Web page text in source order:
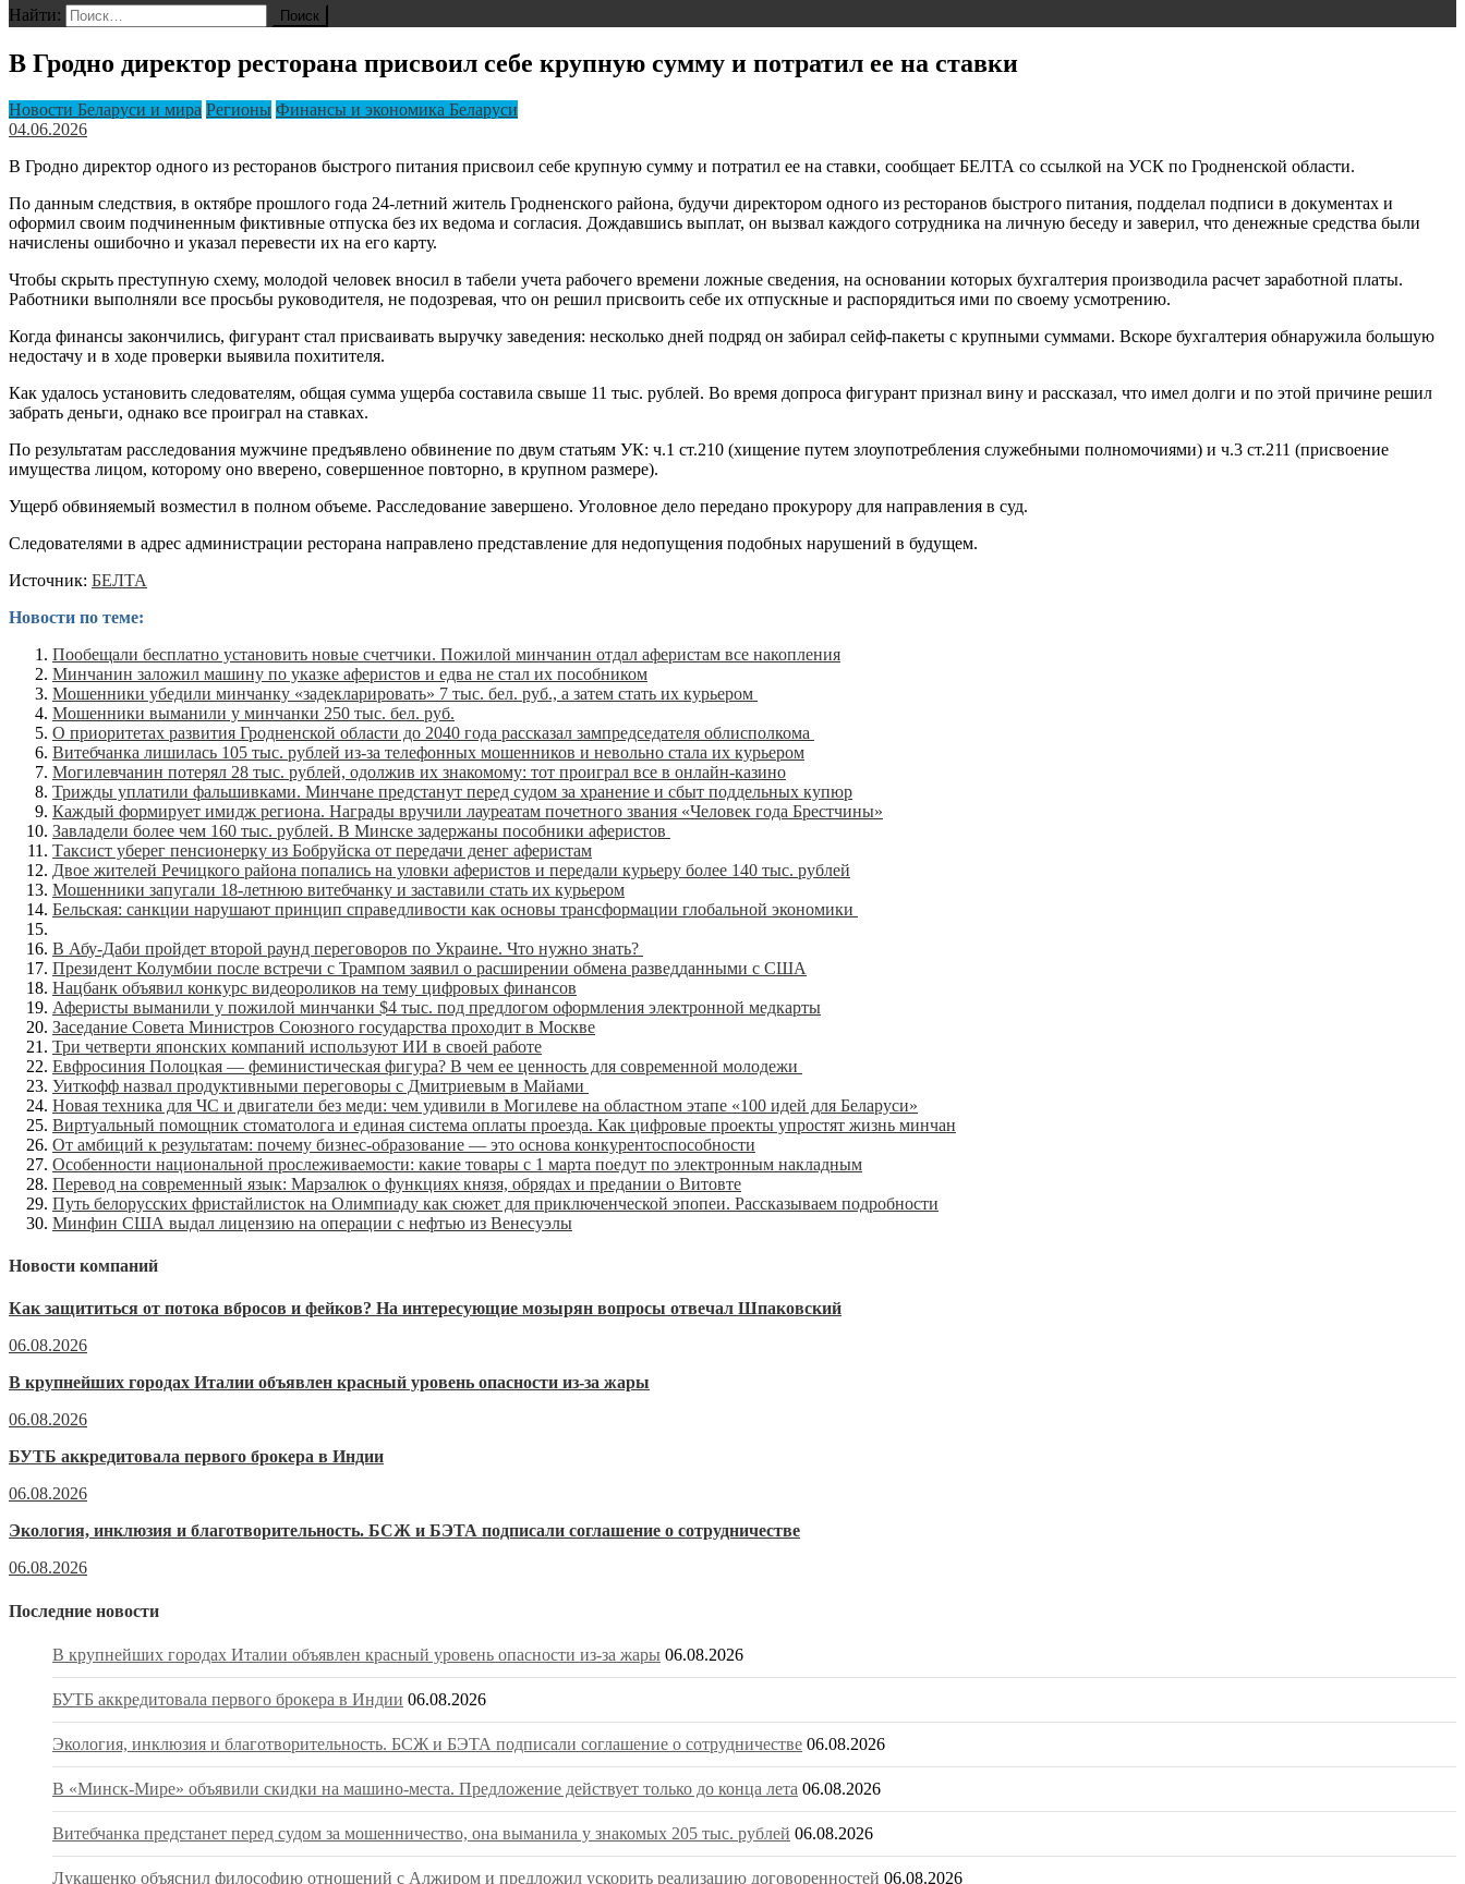
Найти:
В Гродно директор ресторана присвоил себе крупную сумму и потратил ее на ставки
Новости Беларуси и мира Регионы Финансы и экономика Беларуси
04.06.2026
В Гродно директор одного из ресторанов быстрого питания присвоил себе крупную сумму и потратил ее на ставки, сообщает БЕЛТА со ссылкой на УСК по Гродненской области.
По данным следствия, в октябре прошлого года 24-летний житель Гродненского района, будучи директором одного из ресторанов быстрого питания, подделал подписи в документах и
оформил своим подчиненным фиктивные отпуска без их ведома и согласия. Дождавшись выплат, он вызвал каждого сотрудника на личную беседу и заверил, что денежные средства были
начислены ошибочно и указал перевести их на его карту.
Чтобы скрыть преступную схему, молодой человек вносил в табели учета рабочего времени ложные сведения, на основании которых бухгалтерия производила расчет заработной платы.
Работники выполняли все просьбы руководителя, не подозревая, что он решил присвоить себе их отпускные и распорядиться ими по своему усмотрению.
Когда финансы закончились, фигурант стал присваивать выручку заведения: несколько дней подряд он забирал сейф-пакеты с крупными суммами. Вскоре бухгалтерия обнаружила большую
недостачу и в ходе проверки выявила похитителя.
Как удалось установить следователям, общая сумма ущерба составила свыше 11 тыс. рублей. Во время допроса фигурант признал вину и рассказал, что имел долги и по этой причине решил
забрать деньги, однако все проиграл на ставках.
По результатам расследования мужчине предъявлено обвинение по двум статьям УК: ч.1 ст.210 (хищение путем злоупотребления служебными полномочиями) и ч.3 ст.211 (присвоение
имущества лицом, которому оно вверено, совершенное повторно, в крупном размере).
Ущерб обвиняемый возместил в полном объеме. Расследование завершено. Уголовное дело передано прокурору для направления в суд.
Следователями в адрес администрации ресторана направлено представление для недопущения подобных нарушений в будущем.
Источник: БЕЛТА
Новости по теме:
Пообещали бесплатно установить новые счетчики. Пожилой минчанин отдал аферистам все накопления
Минчанин заложил машину по указке аферистов и едва не стал их пособником
Мошенники убедили минчанку «задекларировать» 7 тыс. бел. руб., а затем стать их курьером
Мошенники выманили у минчанки 250 тыс. бел. руб.
О приоритетах развития Гродненской области до 2040 года рассказал зампредседателя облисполкома
Витебчанка лишилась 105 тыс. рублей из-за телефонных мошенников и невольно стала их курьером
Могилевчанин потерял 28 тыс. рублей, одолжив их знакомому: тот проиграл все в онлайн-казино
Трижды уплатили фальшивками. Минчане предстанут перед судом за хранение и сбыт поддельных купюр
Каждый формирует имидж региона. Награды вручили лауреатам почетного звания «Человек года Брестчины»
Завладели более чем 160 тыс. рублей. В Минске задержаны пособники аферистов
Таксист уберег пенсионерку из Бобруйска от передачи денег аферистам
Двое жителей Речицкого района попались на уловки аферистов и передали курьеру более 140 тыс. рублей
Мошенники запугали 18-летнюю витебчанку и заставили стать их курьером
Бельская: санкции нарушают принцип справедливости как основы трансформации глобальной экономики
В Абу-Даби пройдет второй раунд переговоров по Украине. Что нужно знать?
Президент Колумбии после встречи с Трампом заявил о расширении обмена разведданными с США
Нацбанк объявил конкурс видеороликов на тему цифровых финансов
Аферисты выманили у пожилой минчанки $4 тыс. под предлогом оформления электронной медкарты
Заседание Совета Министров Союзного государства проходит в Москве
Три четверти японских компаний используют ИИ в своей работе
Евфросиния Полоцкая — феминистическая фигура? В чем ее ценность для современной молодежи
Уиткофф назвал продуктивными переговоры с Дмитриевым в Майами
Новая техника для ЧС и двигатели без меди: чем удивили в Могилеве на областном этапе «100 идей для Беларуси»
Виртуальный помощник стоматолога и единая система оплаты проезда. Как цифровые проекты упростят жизнь минчан
От амбиций к результатам: почему бизнес-образование — это основа конкурентоспособности
Особенности национальной прослеживаемости: какие товары с 1 марта поедут по электронным накладным
Перевод на современный язык: Марзалюк о функциях князя, обрядах и предании о Витовте
Путь белорусских фристайлисток на Олимпиаду как сюжет для приключенческой эпопеи. Рассказываем подробности
Минфин США выдал лицензию на операции с нефтью из Венесуэлы
Новости компаний
Как защититься от потока вбросов и фейков? На интересующие мозырян вопросы отвечал Шпаковский
06.08.2026
В крупнейших городах Италии объявлен красный уровень опасности из-за жары
06.08.2026
БУТБ аккредитовала первого брокера в Индии
06.08.2026
Экология, инклюзия и благотворительность. БСЖ и БЭТА подписали соглашение о сотрудничестве
06.08.2026
Последние новости
В крупнейших городах Италии объявлен красный уровень опасности из-за жары 06.08.2026
БУТБ аккредитовала первого брокера в Индии 06.08.2026
Экология, инклюзия и благотворительность. БСЖ и БЭТА подписали соглашение о сотрудничестве 06.08.2026
В «Минск-Мире» объявили скидки на машино-места. Предложение действует только до конца лета 06.08.2026
Витебчанка предстанет перед судом за мошенничество, она выманила у знакомых 205 тыс. рублей 06.08.2026
Лукашенко объяснил философию отношений с Алжиром и предложил ускорить реализацию договоренностей 06.08.2026